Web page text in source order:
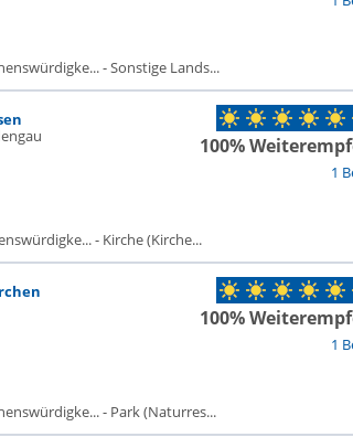
- Sonstige Lands...
1
100%
- Kirche (Kirche...
1
100%
- Park (Naturres...